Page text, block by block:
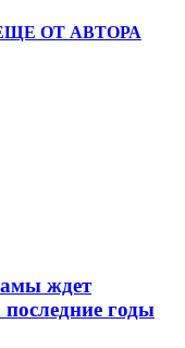
ОТ АВТОРА
ждет
годы